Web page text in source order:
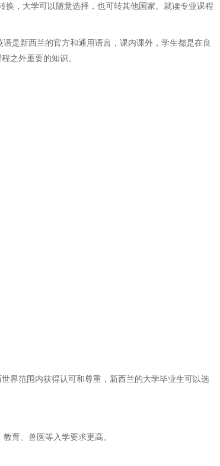
，大学可以随意选择，也可转其他国家。就读专业课程
是新西兰的官方和通用语言，课内课外，学生都是在良
之外重要的知识。
界范围内获得认可和尊重，新西兰的大学毕业生可以选
育、兽医等入学要求更高。